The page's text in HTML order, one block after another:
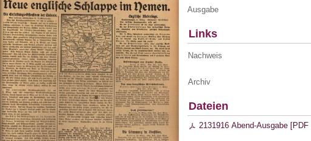
Ausgabe
Links
Nachweis
Archiv
Dateien
2131916 Abend-Ausgabe [PDF